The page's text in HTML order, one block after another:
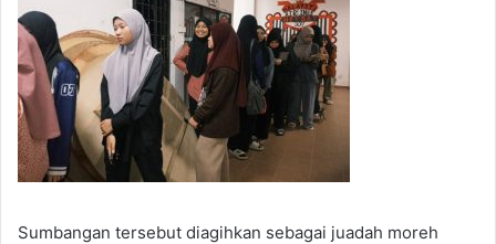
Sumbangan tersebut diagihkan sebagai juadah moreh